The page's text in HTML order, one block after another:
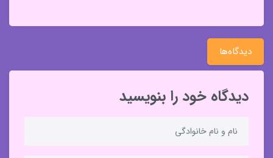
دیدگاه‌ها
دیدگاه خود را بنویسید